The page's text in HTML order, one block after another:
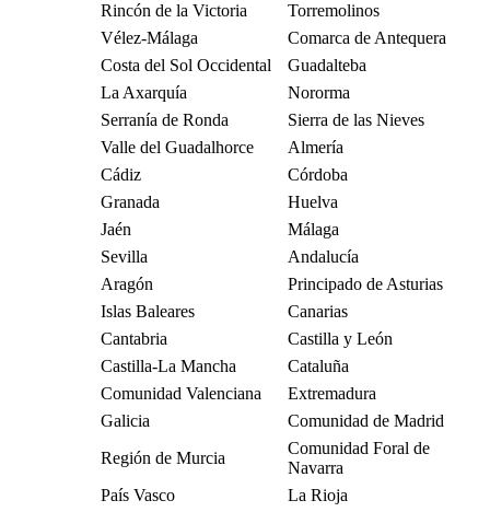
Rincón de la Victoria
Torremolinos
Vélez-Málaga
Comarca de Antequera
Costa del Sol Occidental
Guadalteba
La Axarquía
Nororma
Serranía de Ronda
Sierra de las Nieves
Valle del Guadalhorce
Almería
Cádiz
Córdoba
Granada
Huelva
Jaén
Málaga
Sevilla
Andalucía
Aragón
Principado de Asturias
Islas Baleares
Canarias
Cantabria
Castilla y León
Castilla-La Mancha
Cataluña
Comunidad Valenciana
Extremadura
Galicia
Comunidad de Madrid
Región de Murcia
Comunidad Foral de
Navarra
País Vasco
La Rioja